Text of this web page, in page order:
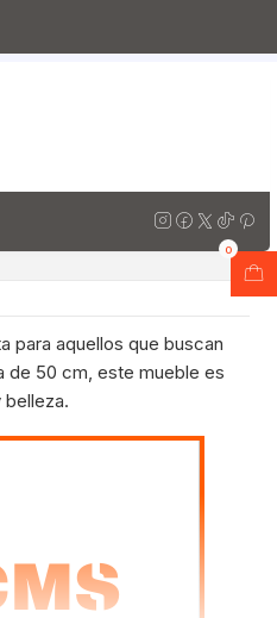
0
para aquellos que buscan
de 50 cm, este mueble es